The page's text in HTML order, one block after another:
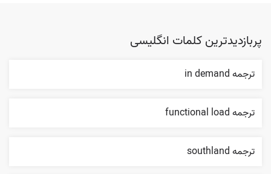
پربازدیدترین کلمات انگلیسی
ترجمه in demand
ترجمه functional load
ترجمه southland